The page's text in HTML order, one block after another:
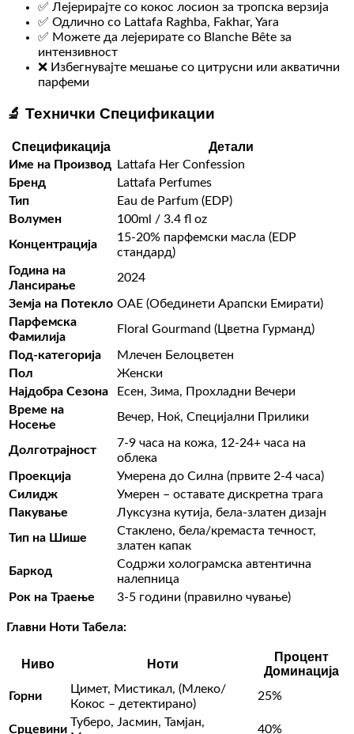
✅ Лејерирајте со кокос лосион за тропска верзија
✅ Одлично со Lattafa Raghba, Fakhar, Yara
✅ Можете да лејерирате со Blanche Bête за
интензивност
❌ Избегнувајте мешање со цитрусни или аквaтични
парфеми
🔬 Технички Спецификации
Спецификација Детали
Име на Производ
Lattafa Her Confession
Бренд
Lattafa Perfumes
Тип
Eau de Parfum (EDP)
Волумен
100ml / 3.4 fl oz
Концентрација
15-20% парфемски масла (EDP
стандард)
Година на
Лансирање
2024
Земја на Потекло ОАЕ (Обединети Арапски Емирати)
Парфемска
Фамилија
Floral Gourmand (Цветна Гурманд)
Под-категорија
Млечен Белоцветен
Пол
Женски
Најдобра Сезона
Есен, Зима, Прохладни Вечери
Време на
Носење
Вечер, Ноќ, Специјални Прилики
Долготрајност
7-9 часа на кожа, 12-24+ часа на
облека
Проекција
Умерена до Силна (првите 2-4 часа)
Силидж
Умерен – оставате дискретна трага
Пакување
Луксузна кутија, бела-златен дизајн
Тип на Шише
Стаклено, бела/кремаста течност,
златен капак
Баркод
Содржи холограмска автентична
налепница
Рок на Траење
3-5 години (правилно чување)
Главни Ноти Табела:
Ниво Ноти
Процент
Доминација
Горни
Цимет, Мистикал, (Млеко/
Кокос – детектирано)
25%
Срцевини
Туберо, Јасмин, Тамјан,
40%